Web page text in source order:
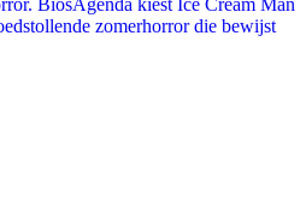
BiosAgenda kiest Ice Cream Man
zomerhorror die bewijst